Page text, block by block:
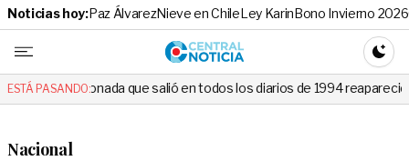
Noticias hoy:Paz ÁlvarezNieve en ChileLey KarinBono Invierno 2026
Central
ESTÁ PASANDO:
que salió en todos los diarios de 1994 reapareció e hizo llorar a
Nacional